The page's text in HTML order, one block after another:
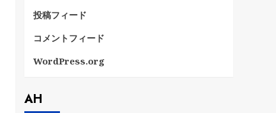
投稿フィード
コメントフィード
WordPress.org
AH